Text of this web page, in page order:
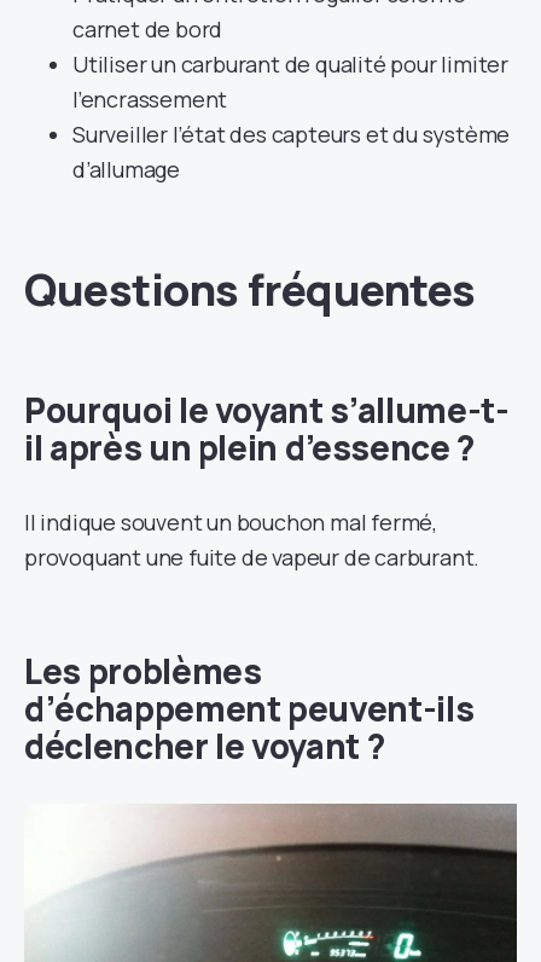
carnet de bord
Utiliser un carburant de qualité pour limiter
l’encrassement
Surveiller l’état des capteurs et du système
d’allumage
Questions fréquentes
Pourquoi le voyant s’allume-t-
il après un plein d’essence ?
Il indique souvent un bouchon mal fermé,
provoquant une fuite de vapeur de carburant.
Les problèmes
d’échappement peuvent-ils
déclencher le voyant ?